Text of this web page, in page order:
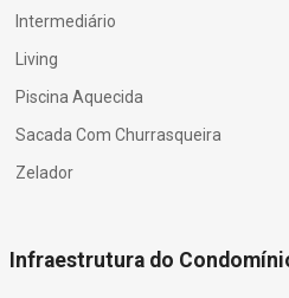
Intermediário
Living
Piscina Aquecida
Sacada Com Churrasqueira
Zelador
Infraestrutura do